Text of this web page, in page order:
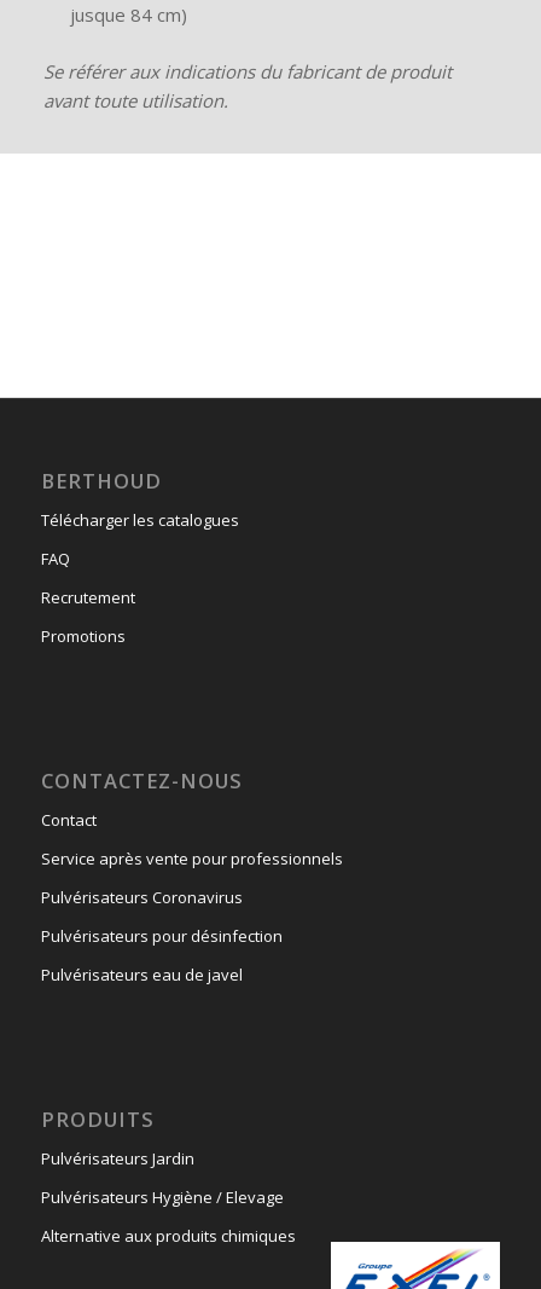
jusque 84 cm)
Se référer aux indications du fabricant de produit
avant toute utilisation.
BERTHOUD
Télécharger les catalogues
FAQ
Recrutement
Promotions
CONTACTEZ-NOUS
Contact
Service après vente pour professionnels
Pulvérisateurs Coronavirus
Pulvérisateurs pour désinfection
Pulvérisateurs eau de javel
PRODUITS
Pulvérisateurs Jardin
Pulvérisateurs Hygiène / Elevage
Alternative aux produits chimiques